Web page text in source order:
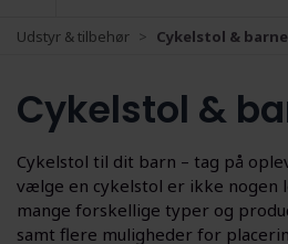
Udstyr & tilbehør Cykelstol &
Cykelstol &
Cykelstol til dit barn – tag på
vælge en cykelstol er ikke nogen
mange forskellige typer og
samt flere muligheder for